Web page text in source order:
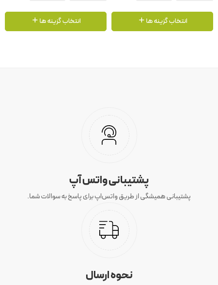
انتخاب گزینه ها انتخاب گزینه ها
پشتیبانی واتس آپ
پشتیبانی همیشگی از طریق واتس‌اپ برای پاسخ به سوالات شما.
نحوه ارسال